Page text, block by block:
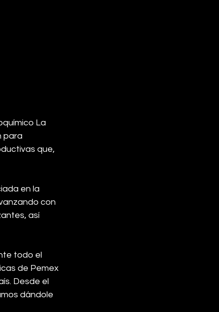
La
para
que,
en la
con
así
todo el
de Pemex
Desde el
dándole